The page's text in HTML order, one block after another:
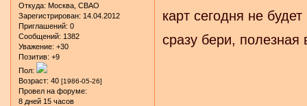
Откуда: Москва, СВАО
Зарегистрирован: 14.04.2012
Приглашений: 0
Сообщений: 1382
Уважение: +30
Позитив: +9
Пол:
Возраст: 40 [1986-05-26]
Провел на форуме:
8 дней 15 часов
карт сегодня не
сразу бери,